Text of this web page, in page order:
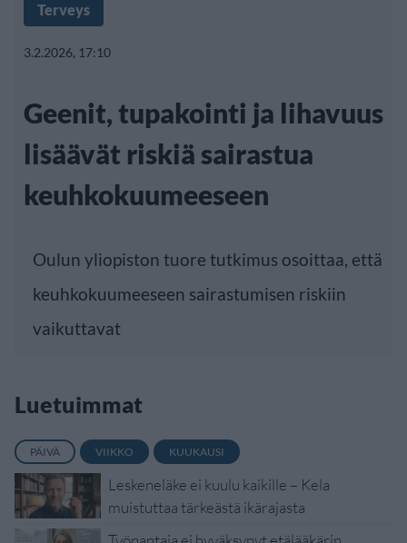
Terveys
3.2.2026, 17:10
Geenit, tupakointi ja lihavuus
lisäävät riskiä sairastua
keuhkokuumeeseen
Oulun yliopiston tuore tutkimus osoittaa, että
keuhkokuumeeseen sairastumisen riskiin
vaikuttavat
Luetuimmat
PÄIVÄ VIIKKO KUUKAUSI
Leskeneläke ei kuulu kaikille – Kela
muistuttaa tärkeästä ikärajasta